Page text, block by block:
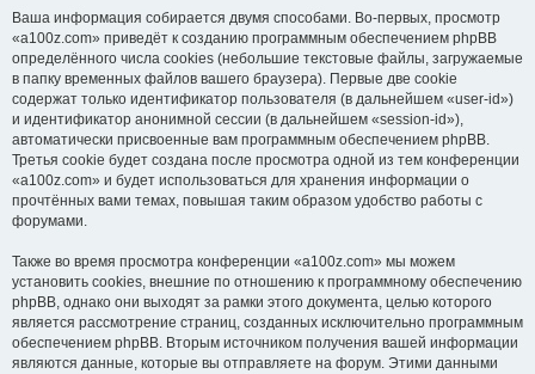
Ваша информация собирается двумя способами. Во-первых, просмотр
«a100z.com» приведёт к созданию программным обеспечением phpBB
определённого числа cookies (небольшие текстовые файлы, загружаемые
в папку временных файлов вашего браузера). Первые две cookie
содержат только идентификатор пользователя (в дальнейшем «user-id»)
и идентификатор анонимной сессии (в дальнейшем «session-id»),
автоматически присвоенные вам программным обеспечением phpBB.
Третья cookie будет создана после просмотра одной из тем конференции
«a100z.com» и будет использоваться для хранения информации о
прочтённых вами темах, повышая таким образом удобство работы с
форумами.
Также во время просмотра конференции «a100z.com» мы можем
установить cookies, внешние по отношению к программному обеспечению
phpBB, однако они выходят за рамки этого документа, целью которого
является рассмотрение страниц, созданных исключительно программным
обеспечением phpBB. Вторым источником получения вашей информации
являются данные, которые вы отправляете на форум. Этими данными